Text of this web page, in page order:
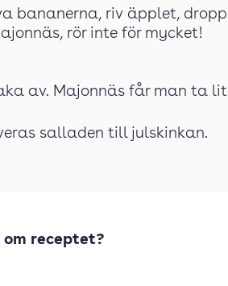
bananerna, riv äpplet,
rör inte för mycket!
av. Majonnäs får man ta
salladen till julskinkan.
receptet?